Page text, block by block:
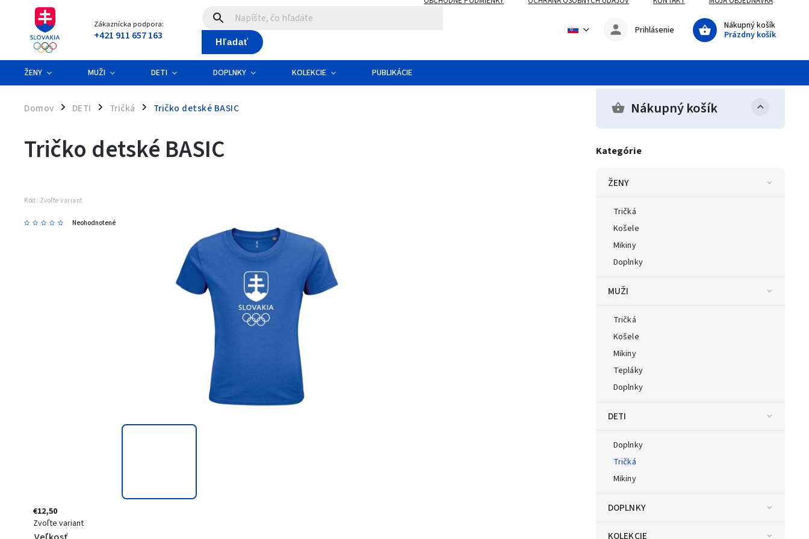
Zákaznícka podpora:
+421 911 657 163 Hľadať
Nákupný košík
Prázdny košík
Prihlásenie
ŽENY MUŽI DETI DOPLNKY KOLEKCIE PUBLIKÁCIE
Domov / DETI / Tričká / Tričko detské BASIC Nákupný košík
Kategórie
ŽENY
Tričká
Košele
Mikiny
Doplnky
MUŽI
Tričká
Košele
Mikiny
Tepláky
Doplnky
DETI
Doplnky
Tričká
Mikiny
DOPLNKY
KOLEKCIE
Tričko detské BASIC
Kód: Zvoľte variant
Neohodnotené
€12,50
Zvoľte variant